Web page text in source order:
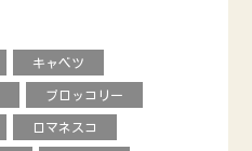
キャベツ
ブロッコリー
ロマネスコ